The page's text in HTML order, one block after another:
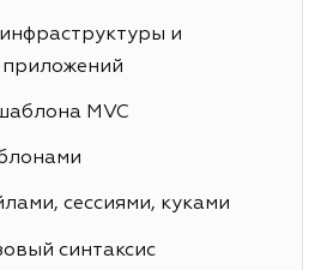
и
MVC
сессиями, куками
синтаксис